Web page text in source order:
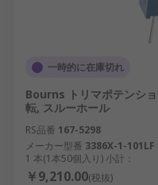
一時的に在庫切れ
Bourns トリマポテンシ
転, スルーホール
RS品番 167-5298
メーカー型番 3386X-1-101LF
1 本(1本50個入り) 小計：
￥9,210.00(税抜)